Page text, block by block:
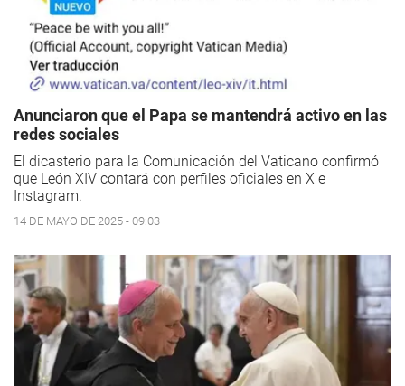
Anunciaron que el Papa se mantendrá activo en las
redes sociales
El dicasterio para la Comunicación del Vaticano confirmó
que León XIV contará con perfiles oficiales en X e
Instagram.
14 DE MAYO DE 2025 - 09:03